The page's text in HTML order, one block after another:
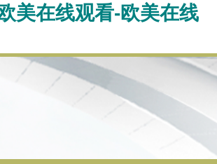
美在线观看-欧美在线